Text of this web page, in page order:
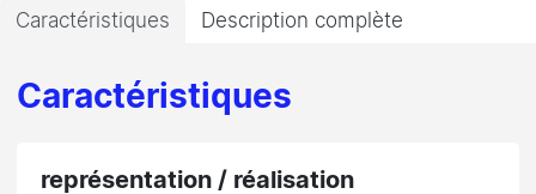
Caractéristiques Description complète
Caractéristiques
représentation / réalisation